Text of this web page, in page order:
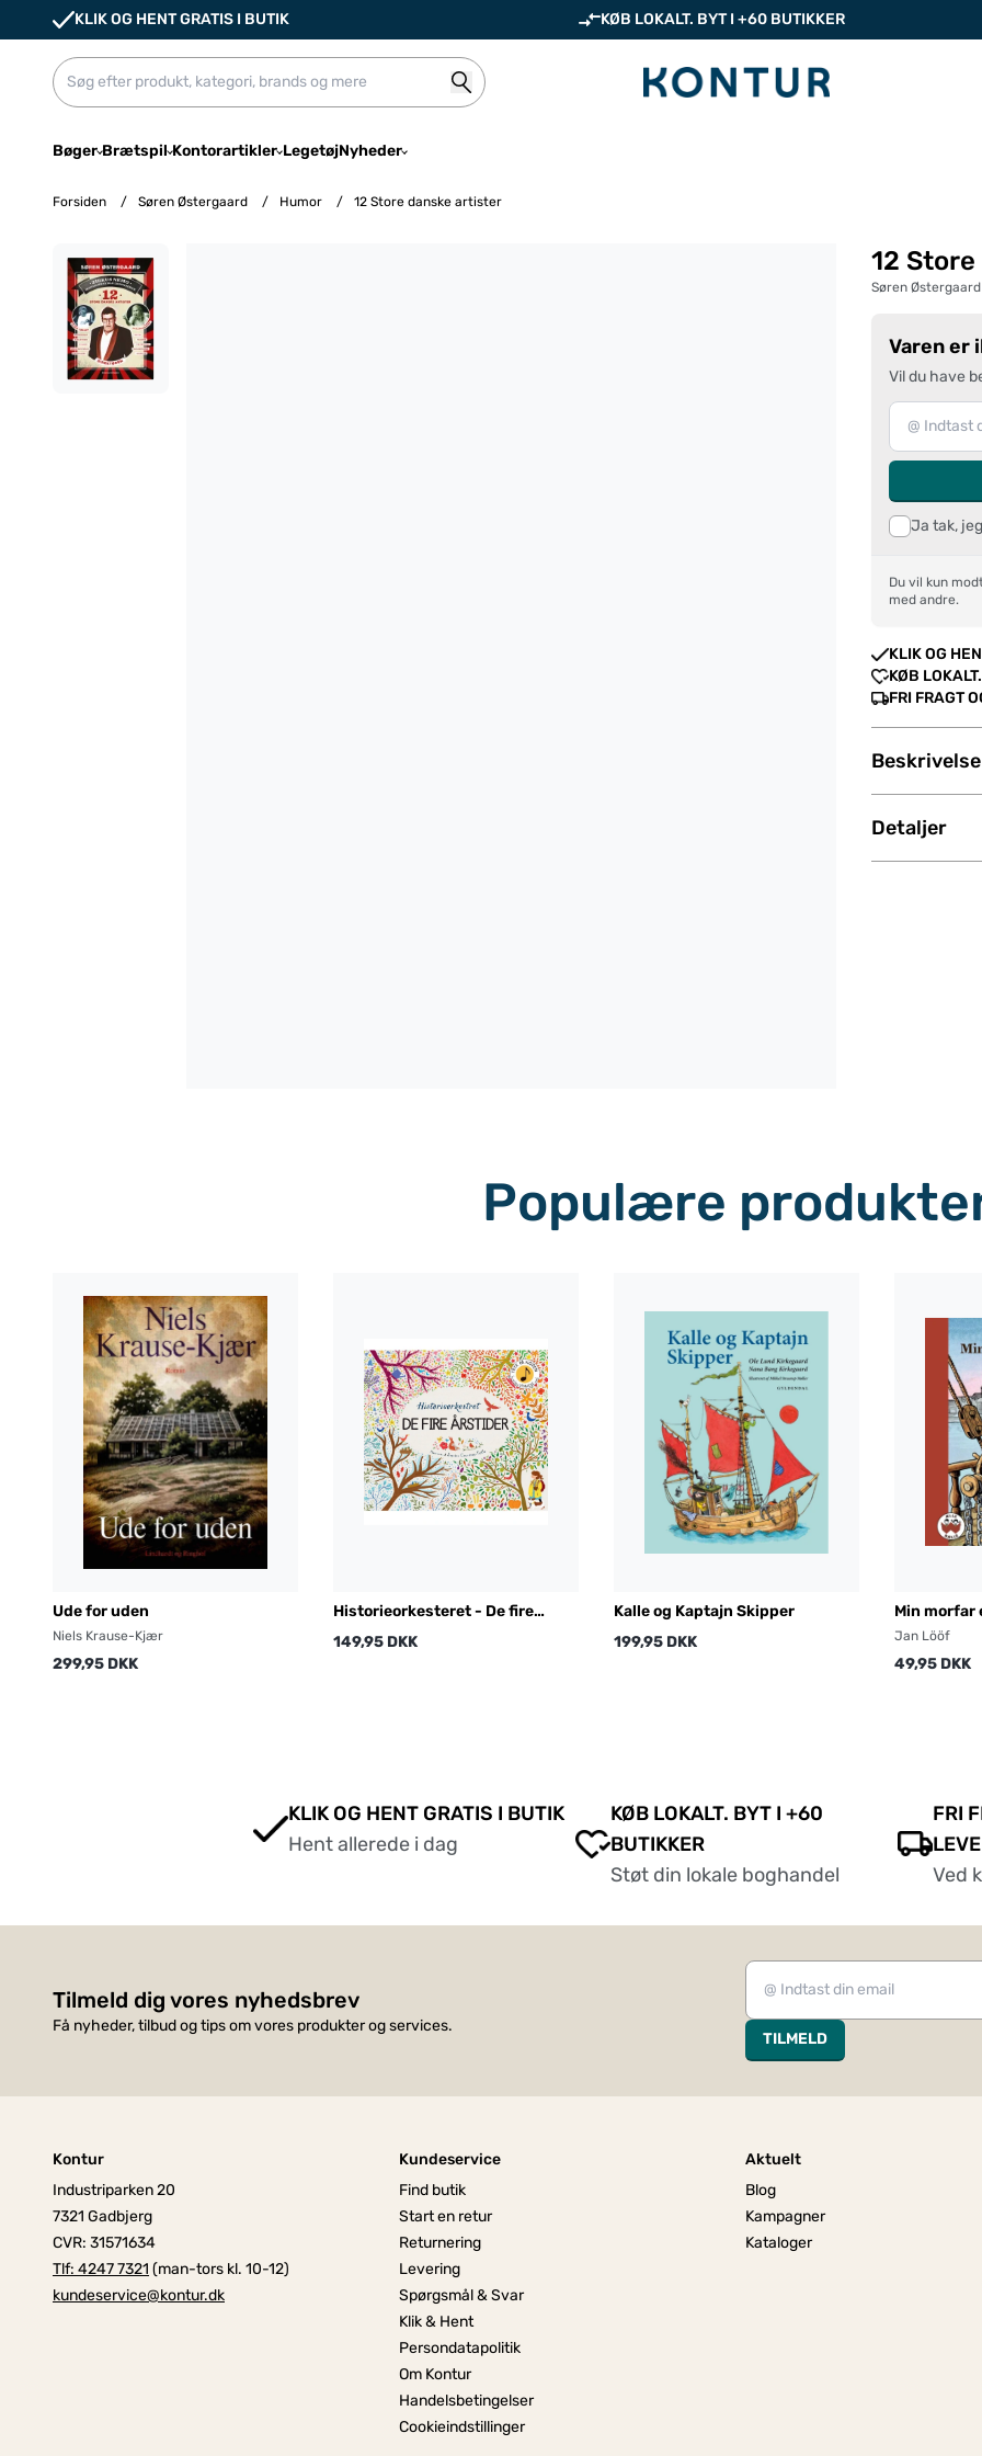
KLIK OG HENT GRATIS I BUTIK KØB LOKALT. BYT I +60 BUTIKKER
Bøger Brætspil Kontorartikler LegetøjNyheder
Forsiden / Søren Østergaard / Humor / 12 Store danske artister
12
Søren Østergaard
Varen er
Vil du have
Ja tak,
Du vil kun
med andre.
KLIK OG
KØB
FRI FRAGT
Beskrivelse
Detaljer
Populære
Ude for uden
Niels Krause-Kjær
299,95 DKK
Historieorkesteret - De fire
årstider
149,95 DKK
Kalle og Kaptajn Skipper
199,95 DKK
Min morfar
Jan Lööf
49,95 DKK
KLIK OG HENT GRATIS I BUTIK
Hent allerede i dag
KØB LOKALT. BYT I +60
BUTIKKER
Støt din lokale boghandel
FRI
Ved
Tilmeld dig vores nyhedsbrev
Få nyheder, tilbud og tips om vores produkter og services.
TILMELD
Kontur
Industriparken 20
7321 Gadbjerg
CVR: 31571634
Tlf: 4247 7321 (man-tors kl. 10-12)
kundeservice@kontur.dk
Kundeservice
Find butik
Start en retur
Returnering
Levering
Spørgsmål & Svar
Klik & Hent
Persondatapolitik
Om Kontur
Handelsbetingelser
Cookieindstillinger
Aktuelt
Blog
Kampagner
Kataloger